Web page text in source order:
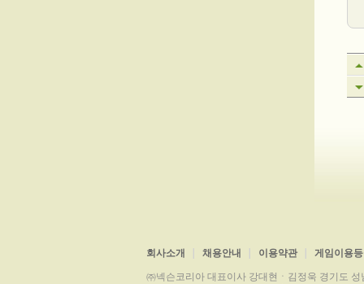
회사소개 채용안내 이용약관
게임이용
㈜넥슨코리아 대표이사 강대현ㆍ김정욱 경기도